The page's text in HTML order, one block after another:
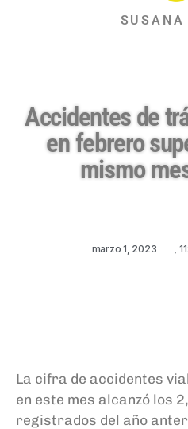
Accidentes de
en febrero
mismo
marzo 1, 2023
La cifra de accidentes
en este mes alcanzó los
registrados del año